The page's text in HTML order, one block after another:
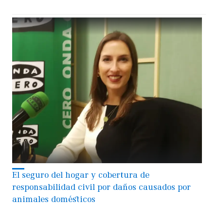
El seguro del hogar y cobertura de
responsabilidad civil por daños causados por
animales domésticos